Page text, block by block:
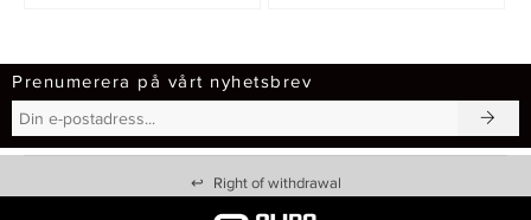
Prenumerera på vårt nyhetsbrev
↩ Right of withdrawal